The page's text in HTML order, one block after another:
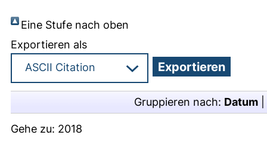
Eine Stufe nach oben
Exportieren als
Gruppieren nach: Datum
Gehe zu: 2018